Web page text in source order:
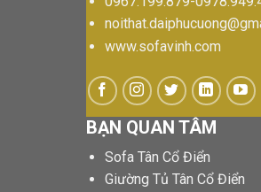
www.sofavinh.com
BẠN QUAN TÂM
Sofa Tân Cổ Điển
Giường Tủ Tân Cổ Điển